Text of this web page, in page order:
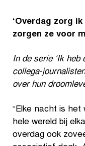
‘Overdag zorg
zorgen ze voor
In de serie ‘Ik heb
collega-
over hun
“Elke nacht is het
hele wereld bij
overdag ook